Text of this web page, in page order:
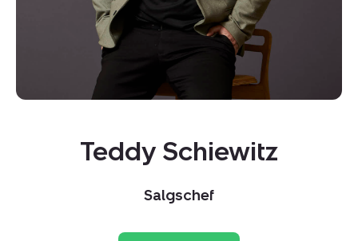
Teddy Schiewitz
Salgschef
Del via mail